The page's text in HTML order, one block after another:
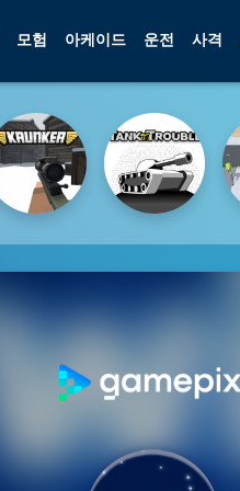
모험 아케이드 운전 사격